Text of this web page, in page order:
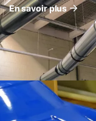
En savoir plus